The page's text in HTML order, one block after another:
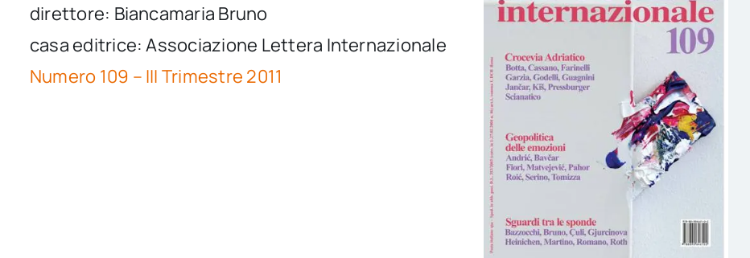
direttore: Biancamaria Bruno
casa editrice: Associazione Lettera Internazionale
Numero 109 – III Trimestre 2011